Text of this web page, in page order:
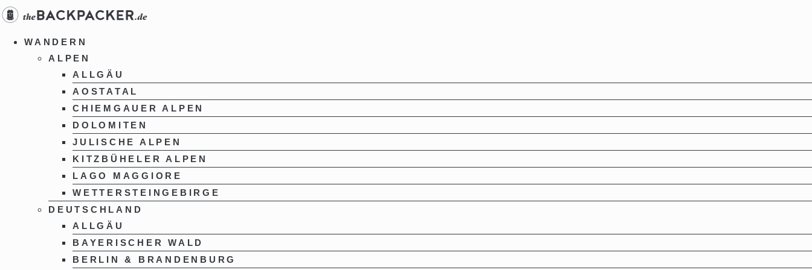
Zum
Inhalt
springen
WANDERN
ALPEN
ALLGÄU
AOSTATAL
CHIEMGAUER ALPEN
DOLOMITEN
JULISCHE ALPEN
KITZBÜHELER ALPEN
LAGO MAGGIORE
WETTERSTEINGEBIRGE
DEUTSCHLAND
ALLGÄU
BAYERISCHER WALD
BERLIN & BRANDENBURG